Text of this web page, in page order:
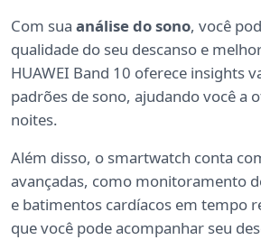
Com sua análise do sono, você
qualidade do seu descanso e
HUAWEI Band 10 oferece insights
padrões de sono, ajudando você a
noites.
Além disso, o smartwatch conta
avançadas, como monitoramento
e batimentos cardíacos em tempo
que você pode acompanhar seu